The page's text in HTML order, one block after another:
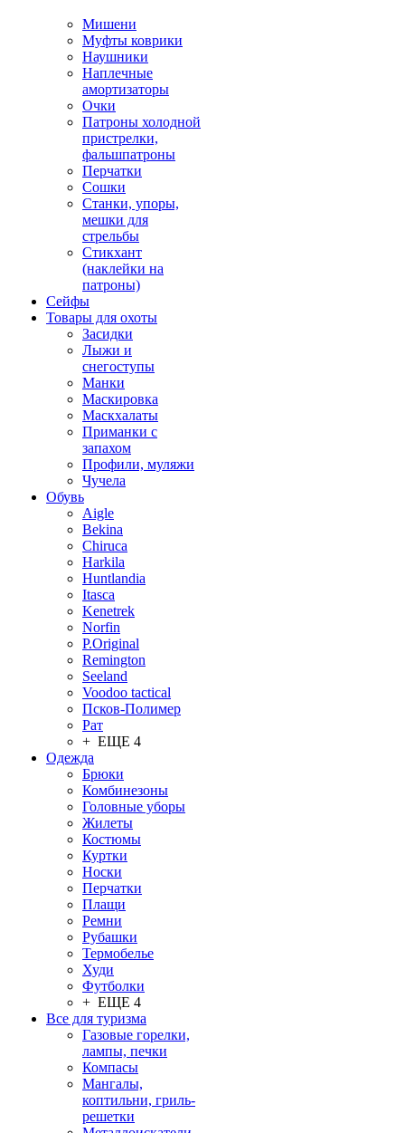
Мишени
Муфты коврики
Наушники
Наплечные
амортизаторы
Очки
Патроны холодной
пристрелки,
фальшпатроны
Перчатки
Сошки
Станки, упоры,
мешки для
стрельбы
Стикхант
(наклейки на
патроны)
Сейфы
Товары для охоты
Засидки
Лыжи и
снегоступы
Манки
Маскировка
Маскхалаты
Приманки с
запахом
Профили, муляжи
Чучела
Обувь
Aigle
Bekina
Chiruсa
Harkila
Huntlandia
Itasca
Kenetrek
Norfin
P.Original
Remington
Seeland
Voodoo tactical
Псков-Полимер
Рат
+ ЕЩЕ 4
Одежда
Брюки
Комбинезоны
Головные уборы
Жилеты
Костюмы
Куртки
Носки
Перчатки
Плащи
Ремни
Рубашки
Термобелье
Худи
Футболки
+ ЕЩЕ 4
Все для туризма
Газовые горелки,
лампы, печки
Компасы
Мангалы,
коптильни, гриль-
решетки